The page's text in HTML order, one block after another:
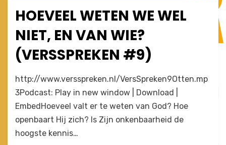
Posted
on
December 10, 2011
Afleveringen
HOEVEEL WETEN WE WEL
NIET, EN VAN WIE?
(VERSSPREKEN #9)
by Joost
Leave a comment
weten
we
wel
http://www.versspreken.nl/VersSpreken9Otten.mp
3Podcast: Play in new window | Download |
EmbedHoeveel valt er te weten van God? Hoe
openbaart Hij zich? Is Zijn onkenbaarheid de
hoogste kennis…